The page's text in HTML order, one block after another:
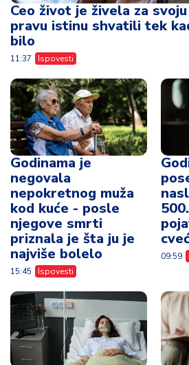
Ceo život je živela za
pravu istinu shvatili tek
bilo
11:37 Ispovesti
Godinama je
negovala
nepokretnog muža
kod kuće - posle
njegove smrti
priznala je šta ju je
najviše bolelo
15:45 Ispovesti
09:59